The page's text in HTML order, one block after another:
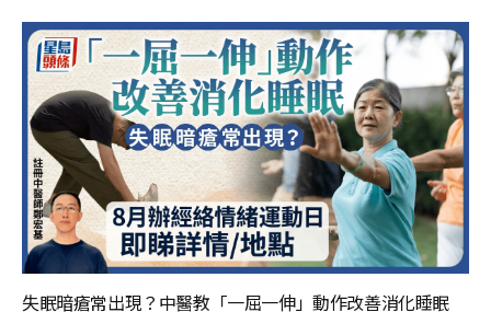
失眠暗瘡常出現？中醫教「一屈一伸」動作改善消化睡眠